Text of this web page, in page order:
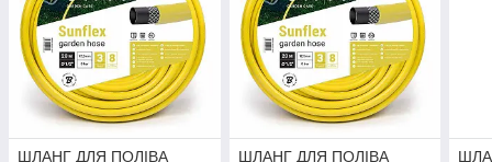
ШЛАНГ ДЛЯ ПОЛІВА
ШЛАНГ ДЛЯ ПОЛІВА